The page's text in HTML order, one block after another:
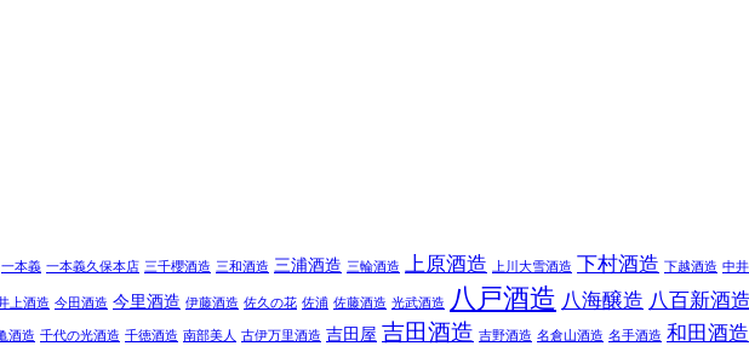
一本義 一本義久保本店 三千櫻酒造 三和酒造 三浦酒造 三輪酒造 上原酒造 上川大雪酒造 下村酒造 下越酒造 中
上酒造 今田酒造 今里酒造 伊藤酒造 佐久の花 佐浦 佐藤酒造 光武酒造 八戸酒造 八海醸造 八百新酒造
酒造 千代の光酒造 千徳酒造 南部美人 古伊万里酒造 吉田屋 吉田酒造 吉野酒造 名倉山酒造 名手酒造 和田酒造